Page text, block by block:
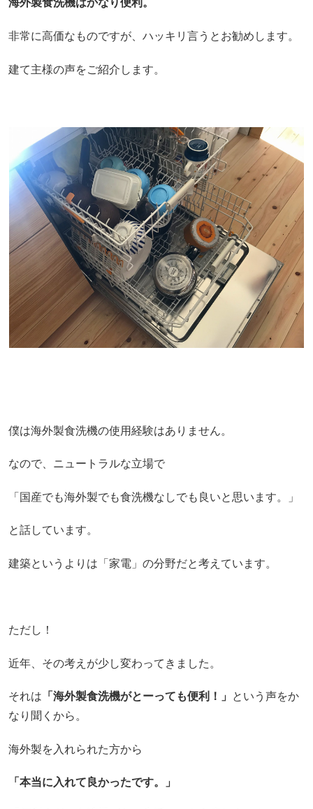
海外製食洗機はかなり便利。
非常に高価なものですが、ハッキリ言うとお勧めします。
建て主様の声をご紹介します。
僕は海外製食洗機の使用経験はありません。
なので、ニュートラルな立場で
「国産でも海外製でも食洗機なしでも良いと思います。」
と話しています。
建築というよりは「家電」の分野だと考えています。
ただし！
近年、その考えが少し変わってきました。
それは 「海外製食洗機がとーっても便利！」
という声をか
なり聞くから。
海外製を入れられた方から
「本当に入れて良かったです。」